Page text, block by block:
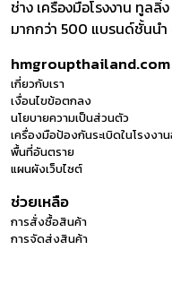
ช่าง เครื่องมือโรงงาน ทูล
มากกว่า 500 แบรนด์ชั้นนำ
hmgroupthailand.com
เกี่ยวกับเรา
เงื่อนไขข้อตกลง
นโยบายความเป็นส่วนตัว
เครื่องมือป้องกันระเบิดในโรงง
พื้นที่อันตราย
แผนผังเว็บไซต์
ช่วยเหลือ
การสั่งซื้อสินค้า
การจัดส่งสินค้า